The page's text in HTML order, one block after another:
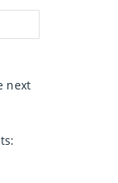
next